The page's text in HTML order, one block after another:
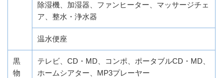
除湿機、加湿器、ファンヒーター、マッサージチェ
ア、整水・浄水器
温水便座
黒
物
テレビ、CD・MD、コンポ、ポータブルCD・MD、
ホームシアター、MP3プレーヤー